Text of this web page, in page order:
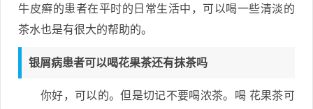
牛皮癣的患者在平时的日常生活中，可以喝一些清淡的
茶水也是有很大的帮助的。
银屑病患者可以喝花果茶还有抹茶吗
你好，可以的。但是切记不要喝浓茶。喝 花果茶可